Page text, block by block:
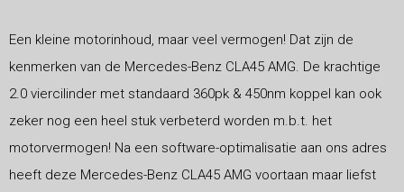
Een kleine motorinhoud, maar veel vermogen! Dat zijn de
kenmerken van de Mercedes-Benz CLA45 AMG. De krachtige
2.0 viercilinder met standaard 360pk & 450nm koppel kan ook
zeker nog een heel stuk verbeterd worden m.b.t. het
motorvermogen! Na een software-optimalisatie aan ons adres
heeft deze Mercedes-Benz CLA45 AMG voortaan maar liefst